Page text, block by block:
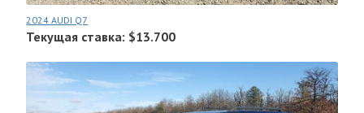
2024 AUDI Q7
Текущая ставка: $13.700